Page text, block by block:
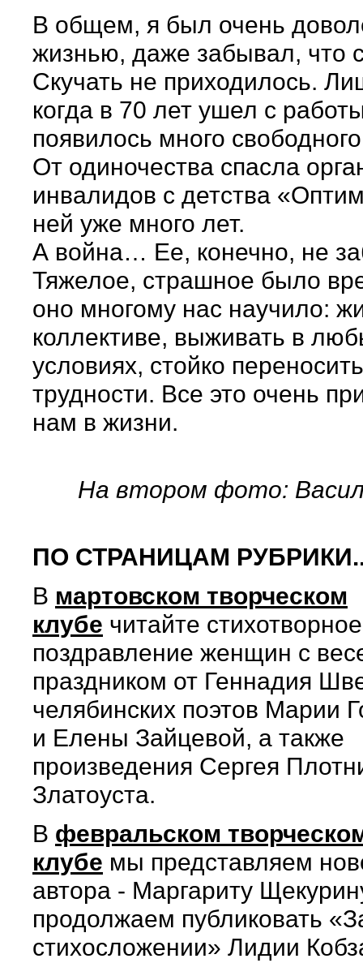
В общем, я был очень
жизнью, даже забывал, что
Скучать не приходилось.
когда в 70 лет ушел с
появилось много
От одиночества спасла
инвалидов с детства
ней уже много лет.
А война… Ее, конечно, не
Тяжелое, страшное было
оно многому нас научило:
коллективе, выживать в
условиях, стойко
трудности. Все это очень
нам в жизни.
На втором фото:
ПО СТРАНИЦАМ
В мартовском творческом
клубе читайте cтихотворное
поздравление женщин с
праздником от Геннадия
челябинских поэтов Марии
и Елены Зайцевой, а также
произведения Сергея
Златоуста.
В февральском
клубе мы представляем
автора - Маргариту
продолжаем публиковать
стихосложении» Лидии